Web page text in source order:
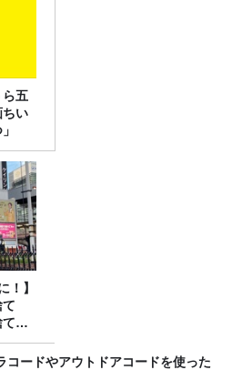
五
ちい
！】
コードやアウトドアコードを使った